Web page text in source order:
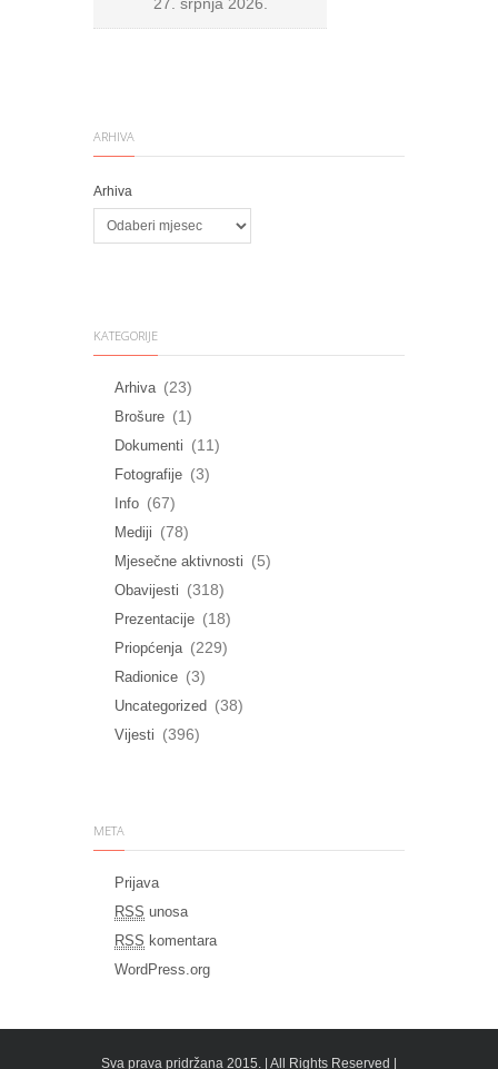
ARHIVA
Arhiva
KATEGORIJE
Arhiva (23)
Brošure (1)
Dokumenti (11)
Fotografije (3)
Info (67)
Mediji (78)
Mjesečne aktivnosti (5)
Obavijesti (318)
Prezentacije (18)
Priopćenja (229)
Radionice (3)
Uncategorized (38)
Vijesti (396)
META
Prijava
RSS unosa
RSS komentara
WordPress.org
Sva prava pridržana 2015. | All Rights Reserved |